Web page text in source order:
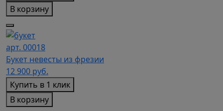
В корзину
арт. 00018
Букет невесты из фрезии
12 900 руб.
Купить в 1 клик
В корзину